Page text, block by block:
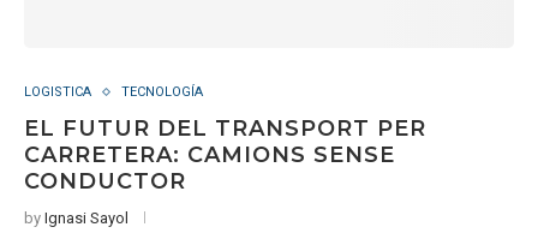
LOGISTICA TECNOLOGÍA
EL FUTUR DEL TRANSPORT PER
CARRETERA: CAMIONS SENSE
CONDUCTOR
by Ignasi Sayol